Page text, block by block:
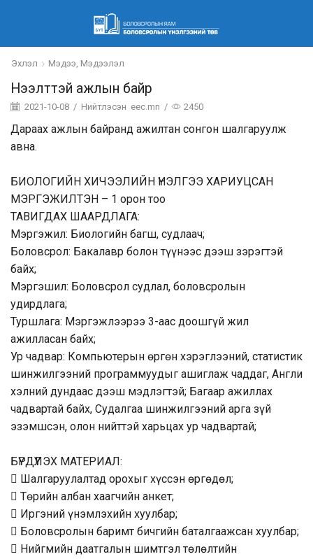
Эхлэл Мэдээ, Мэдээлэл
Нээлттэй ажлын байр
2021-10-08 / Нийтлэсэн eec.mn / 2450
Дараах ажлын байранд ажилтан сонгон шалгаруулж
авна.
БИОЛОГИЙН ХИЧЭЭЛИЙН ҮНЭЛГЭЭ ХАРИУЦСАН
МЭРГЭЖИЛТЭН – 1 орон тоо
ТАВИГДАХ ШААРДЛАГА:
Мэргэжил: Биологийн багш, судлаач;
Боловсрол: Бакалавр болон түүнээс дээш зэрэгтэй
байх;
Мэргэшил: Боловсрол судлал, боловсролын
удирдлага;
Туршлага: Мэргэжлээрээ 3-аас доошгүй жил
ажилласан байх;
Ур чадвар: Компьютерын өргөн хэрэглээний, статистик
шинжилгээний программуудыг ашиглаж чаддаг, Англи
хэлний дундаас дээш мэдлэгтэй; Багаар ажиллах
чадвартай байх, Судалгаа шинжилгээний арга зүй
эзэмшсэн, олон нийттэй харьцах ур чадвартай;
БҮРДҮҮЛЭХ МАТЕРИАЛ:
 Шалгаруулалтад орохыг хүссэн өргөдөл;
 Төрийн албан хаагчийн анкет;
 Иргэний үнэмлэхийн хуулбар;
 Боловсролын баримт бичгийн баталгаажсан хуулбар;
 Нийгмийн даатгалын шимтгэл төлөлтийн